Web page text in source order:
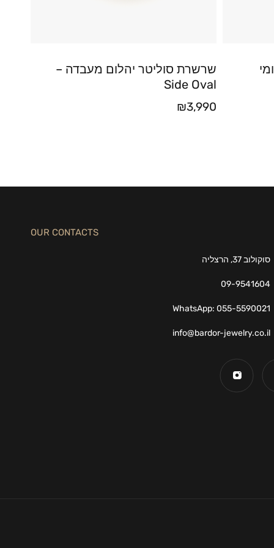
שרשרת סוליטר יהלום מעבדה –
Side Oval
₪3,990
OUR CONTACTS
סוקולוב 37, הרצליה
09-9541604
WhatsApp: 055-5590021
info@bardor-jewelry.co.il